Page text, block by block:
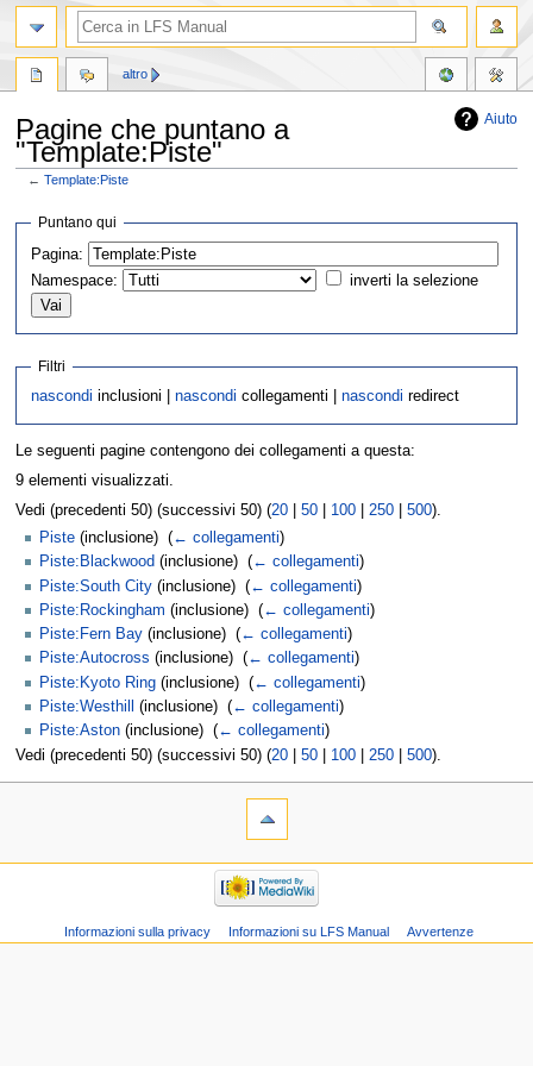
Aiuto
Pagine che puntano a
"Template:Piste"
←Template:Piste
navigazione
ricerca
Puntano qui
Pagina:
Namespace:
inverti la selezione
Filtri
nascondi inclusioni |nascondi collegamenti |nascondi redirect
Le seguenti pagine contengono dei collegamenti a questa:
9 elementi visualizzati.
Vedi (precedenti 50) (successivi 50) (20| 50| 100| 250| 500).
Piste (inclusione) ‎ (← collegamenti)
Piste:Blackwood (inclusione) ‎ (← collegamenti)
Piste:South City (inclusione) ‎ (← collegamenti)
Piste:Rockingham (inclusione) ‎ (← collegamenti)
Piste:Fern Bay (inclusione) ‎ (← collegamenti)
Piste:Autocross (inclusione) ‎ (← collegamenti)
Piste:Kyoto Ring (inclusione) ‎ (← collegamenti)
Piste:Westhill
(inclusione) ‎ (← collegamenti)
Piste:Aston (inclusione) ‎ (← collegamenti)
Vedi (precedenti 50) (successivi 50) (20| 50| 100| 250| 500).
altro
Informazioni sulla privacy Informazioni su LFS Manual Avvertenze